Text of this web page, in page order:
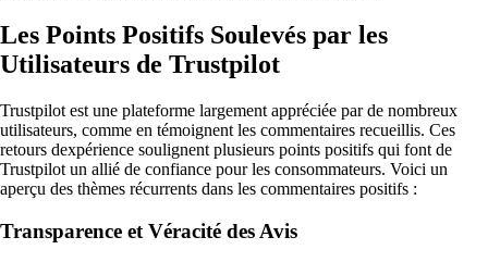
Les Points Positifs Soulevés par les
Utilisateurs de Trustpilot
Trustpilot est une plateforme largement appréciée par de nombreux
utilisateurs, comme en témoignent les commentaires recueillis. Ces
retours dexpérience soulignent plusieurs points positifs qui font de
Trustpilot un allié de confiance pour les consommateurs. Voici un
aperçu des thèmes récurrents dans les commentaires positifs :
Transparence et Véracité des Avis